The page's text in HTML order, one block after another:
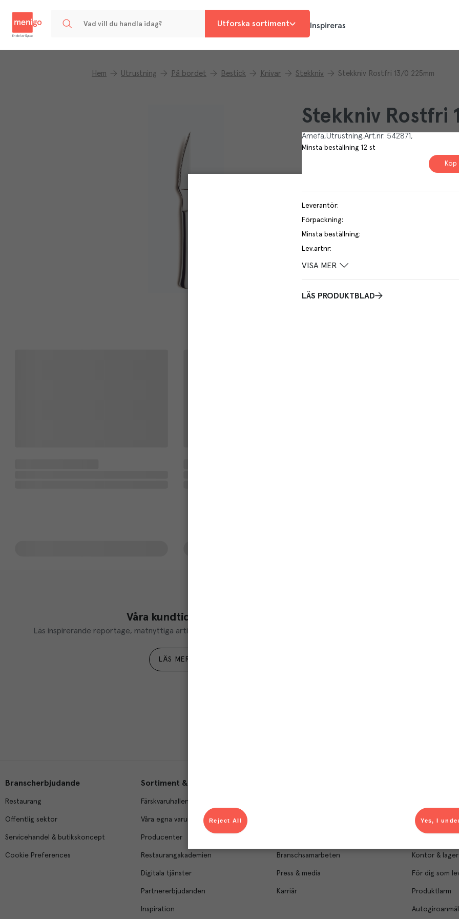
Utforska sortiment Inspireras
Hem Utrustning På bordet Bestick Knivar Stekkniv Stekkniv Rostfri 13/0 225mm
Stekkniv Rostfri
Amefa Utrustning Art.nr. 542871
Minsta beställning 12 st
Köp
Leverantör:
Förpackning:
Minsta beställning:
Lev.artnr:
VISA MER
LÄS PRODUKTBLAD
Våra kundtidningar
Läs inspirerande reportage, matnyttiga artiklar och ta del av aktuella kampanjer.
LÄS MER
Du som är Menigo-
Branscherbjudande
Restaurang
Offentlig sektor
Servicehandel & butikskoncept
Cookie Preferences
Sortiment & tjänster
Färskvaruhallen
Våra egna varumärken
Producenter
Restaurangakademien
Digitala tjänster
Partnererbjudanden
Inspiration
Branschsamarbeten
Press & media
Karriär
Kundservice
Kontor & lager
För dig som
Produktlarm
Yes, I
Reject All